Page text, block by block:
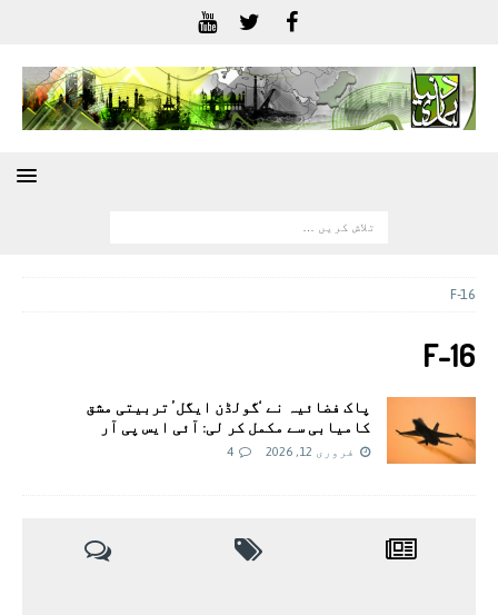
F-16
F-16
پاک فضائیہ نے ‘گولڈن ایگل’ تربیتی مشق
کامیابی سے مکمل کر لی: آئی ایس پی آر
فروری 12, 2026 4